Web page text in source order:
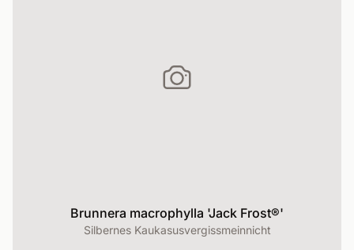
Brunnera macrophylla 'Jack Frost®'
Silbernes Kaukasusvergissmeinnicht